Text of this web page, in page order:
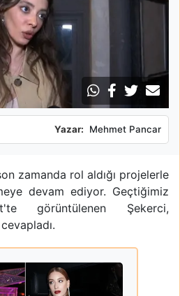
Yazar: Mehmet Pancar
zamanda rol aldığı projelerle
devam ediyor. Geçtiğimiz
görüntülenen Şekerci,